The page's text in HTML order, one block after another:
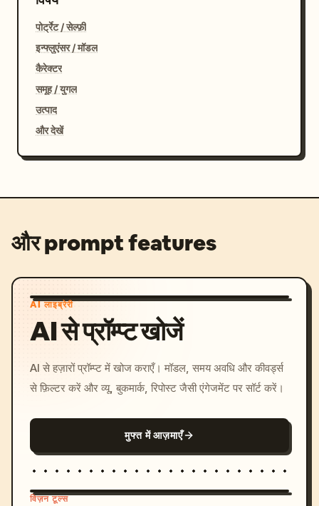
पोर्ट्रेट / सेल्फ़ी
इन्फ्लुएंसर / मॉडल
कैरेक्टर
समूह / युगल
उत्पाद
और देखें
और prompt features
AI लाइब्रेरी
AI से प्रॉम्प्ट खोजें
AI से हज़ारों प्रॉम्प्ट में खोज कराएँ। मॉडल, समय अवधि और कीवर्ड्स
से फ़िल्टर करें और व्यू, बुकमार्क, रिपोस्ट जैसी एंगेजमेंट पर सॉर्ट करें।
मुफ्त में आज़माएँ
विज़न टूल्स